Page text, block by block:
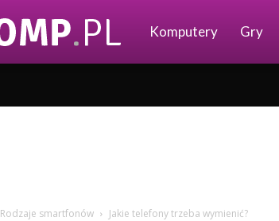
Ajkomp.pl
Komputery Gry
Rodzaje smartfonów Jakie telefony trzeba wymienić?